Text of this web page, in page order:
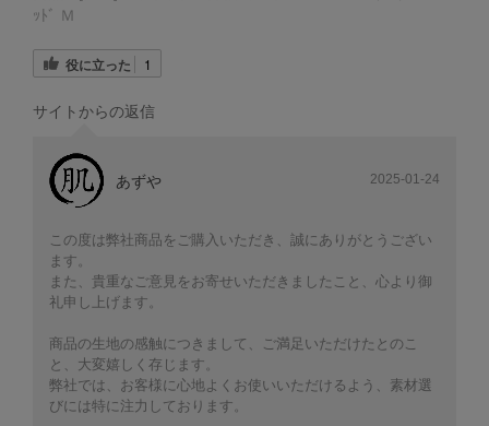
ｯﾄﾞ Ｍ
役に立った 1
サイトからの返信
あずや 2025-01-24
この度は弊社商品をご購入いただき、誠にありがとうござい
ます。
また、貴重なご意見をお寄せいただきましたこと、心より御
礼申し上げます。
商品の生地の感触につきまして、ご満足いただけたとのこ
と、大変嬉しく存じます。
弊社では、お客様に心地よくお使いいただけるよう、素材選
びには特に注力しております。